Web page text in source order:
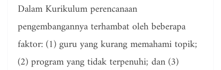
Dalam Kurikulum perencanaan
pengembangannya terhambat oleh beberapa
faktor: (1) guru yang kurang memahami topik;
(2) program yang tidak terpenuhi; dan (3)